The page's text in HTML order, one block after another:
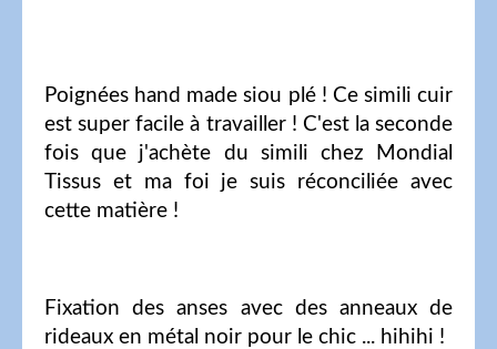
Poignées hand made siou plé ! Ce simili cuir
est super facile à travailler ! C'est la seconde
fois que j'achète du simili chez Mondial
Tissus et ma foi je suis réconciliée avec
cette matière !
Fixation des anses avec des anneaux de
rideaux en métal noir pour le chic ... hihihi !